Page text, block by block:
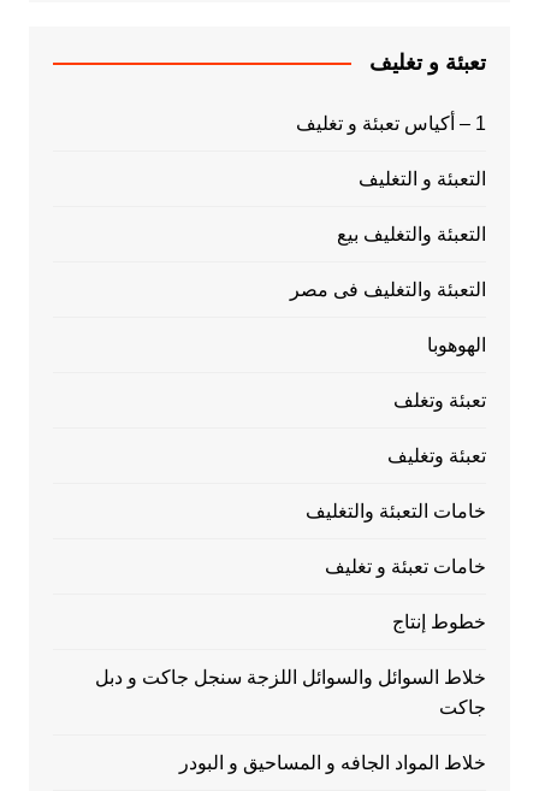
تعبئة و تغليف
1 – أكياس تعبئة و تغليف
التعبئة و التغليف
التعبئة والتغليف بيع
التعبئة والتغليف فى مصر
الهوهوبا
تعبئة وتغلف
تعبئة وتغليف
خامات التعبئة والتغليف
خامات تعبئة و تغليف
خطوط إنتاج
خلاط السوائل والسوائل اللزجة سنجل جاكت و دبل
جاكت
خلاط المواد الجافه و المساحيق و البودر